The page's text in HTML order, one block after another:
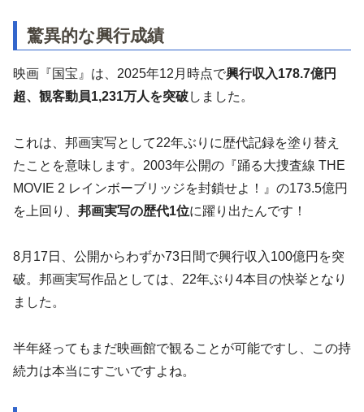
驚異的な興行成績
映画『国宝』は、2025年12月時点で興行収入178.7億円
超、観客動員1,231万人を突破しました。
これは、邦画実写として22年ぶりに歴代記録を塗り替え
たことを意味します。2003年公開の『踊る大捜査線 THE
MOVIE 2 レインボーブリッジを封鎖せよ！』の173.5億円
を上回り、 邦画実写の歴代1位に躍り出たんです！
8月17日、公開からわずか73日間で興行収入100億円を突
破。邦画実写作品としては、22年ぶり4本目の快挙となり
ました。
半年経ってもまだ映画館で観ることが可能ですし、この持
続力は本当にすごいですよね。